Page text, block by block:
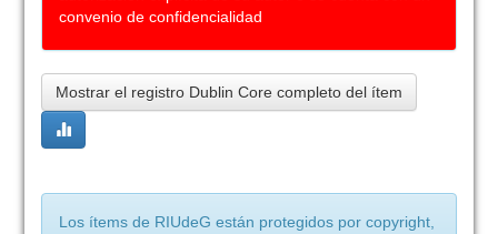
convenio de confidencialidad
Mostrar el registro Dublin Core completo del ítem
Los ítems de RIUdeG están protegidos por copyright,